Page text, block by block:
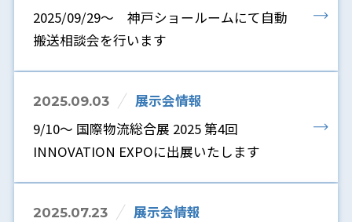
2025/09/29～ 神戸ショールームにて自動
搬送相談会を行います
2025.09.03
展示会情報
9/10～ 国際物流総合展 2025 第4回
INNOVATION EXPOに出展いたします
2025.07.23
展示会情報